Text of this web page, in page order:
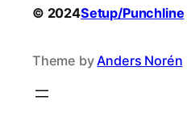
© 2024Setup/Punchline
Theme by Anders Norén